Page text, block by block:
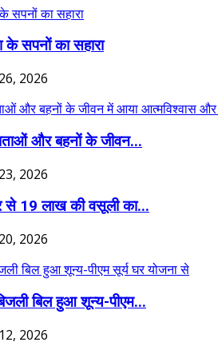
के सपनों का सहारा
2026
और बहनों के जीवन...
2026
से 19 लाख की वसूली का...
2026
बिल हुआ शून्य-पीएम...
2026